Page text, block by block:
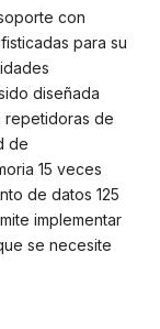
con
para su
diseñada
repetidoras de
de
15 veces
de datos 125
implementar
se necesite